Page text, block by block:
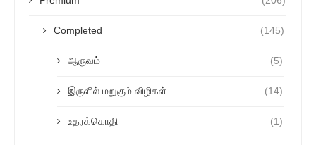
Completed (145)
ஆருவம் (5)
இருளில் மறுகும் விழிகள் (14)
உதரக்கொதி (1)